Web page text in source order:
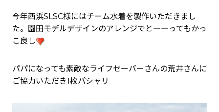
今年西浜SLSC様にはチーム水着を製作いただきまし
た。園田モデルデザインのアレンジでとーーってもかっ
こ良し
パパになっても素敵なライフセーバーさんの荒井さんに
ご協力いただき1枚パシャリ